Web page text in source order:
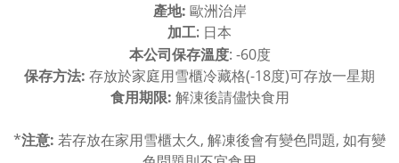
產地: 歐洲治岸
加工: 日本
本公司保存溫度: -60度
保存方法: 存放於家庭用雪櫃冷藏格(-18度)可存放一星期
食用期限: 解涷後請儘快食用
*注意: 若存放在家用雪櫃太久, 解凍後會有變色問題, 如有變